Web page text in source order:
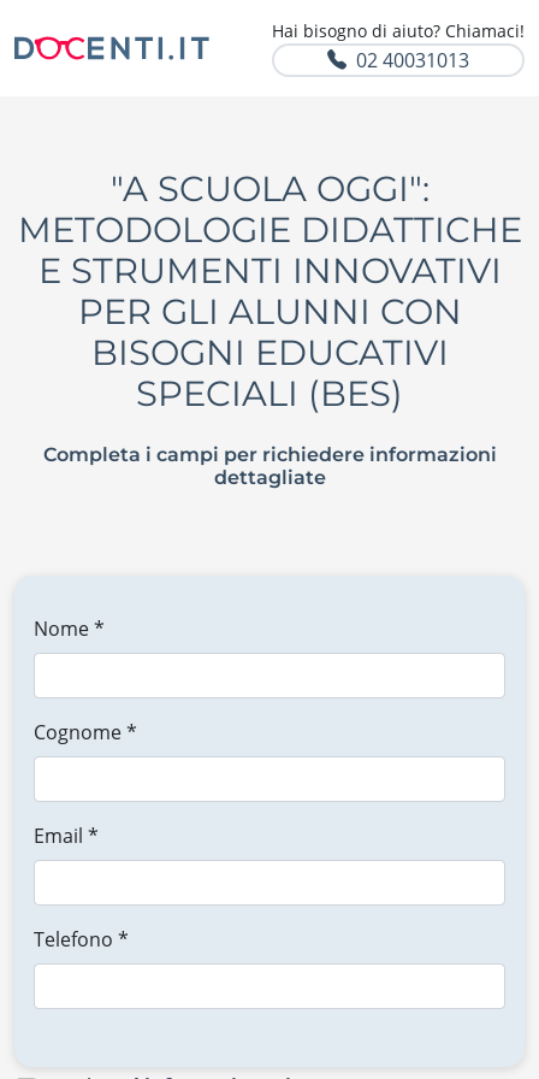
Hai bisogno di aiuto? Chiamaci!
02 40031013
"A SCUOLA OGGI":
METODOLOGIE DIDATTICHE
E STRUMENTI INNOVATIVI
PER GLI ALUNNI CON
BISOGNI EDUCATIVI
SPECIALI (BES)
Completa i campi per richiedere informazioni
dettagliate
Nome *
Cognome *
Email *
Telefono *